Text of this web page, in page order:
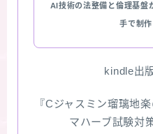
AI技術の法整備と倫理基盤
手で制
kindle出
『Cジャスミン瑠璃地
マハーブ試験対